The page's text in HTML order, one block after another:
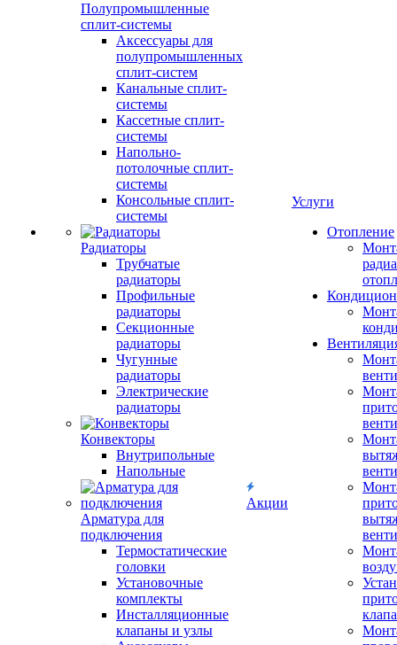
Полупромышленные
сплит-системы
Аксессуары для
полупромышленных
сплит-систем
Канальные сплит-
системы
Кассетные сплит-
системы
Напольно-
потолочные сплит-
системы
Консольные сплит-
системы
Радиаторы
Трубчатые
радиаторы
Профильные
радиаторы
Секционные
радиаторы
Чугунные
радиаторы
Электрические
радиаторы
Конвекторы
Внутрипольные
Напольные
Арматура для
подключения
Термостатические
головки
Установочные
комплекты
Инсталляционные
клапаны и узлы
Акции
Услуги
Отопление